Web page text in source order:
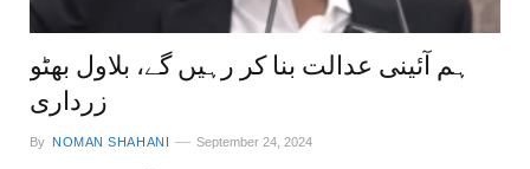
ہم آئینی عدالت بنا کر رہیں گے، بلاول بھٹو
زرداری
By NOMAN SHAHANI September 24, 2024